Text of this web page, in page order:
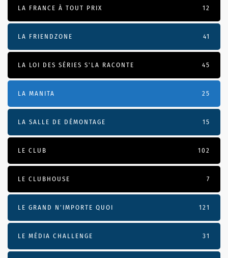
LA FRANCE À TOUT PRIX 12
LA FRIENDZONE 41
LA LOI DES SÉRIES S'LA RACONTE 45
LA MANITA 25
LA SALLE DE DÉMONTAGE 15
LE CLUB 102
LE CLUBHOUSE 7
LE GRAND N’IMPORTE QUOI 121
LE MÉDIA CHALLENGE 31